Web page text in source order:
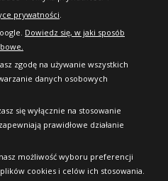
prywatności.
Dowiedz się, w jaki sposób
zgodę na używanie wszystkich
danych osobowych
się wyłącznie na stosowanie
prawidłowe działanie
możliwość wyboru preferencji
cookies i celów ich stosowania.
24opony.pl. Wszelkie